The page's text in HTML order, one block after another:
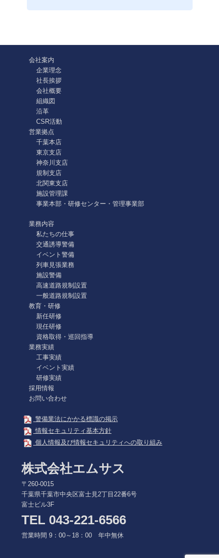
会社案内
企業理念
社長挨拶
会社概要
組織図
沿革
CSR活動
営業拠点
千葉本店
東京支店
神奈川支店
規制支店
北関東支店
施設管理課
事業本部・研修センター・管理事業部
業務内容
私たちの仕事
交通誘導警備
イベント警備
列車見張業務
施設警備
高速道路規制設置
一般道路規制設置
教育・研修
新任研修
現任研修
資格取得・巡回指導
業務実績
工事実績
イベント実績
研修実績
採用情報
お問い合わせ
警備業法にかかる標識の掲示
情報セキュリティ基本方針
個人情報及び情報セキュリティへの取り組み
株式会社エムサス
〒260-0015
千葉県千葉市中央区富士見2丁目22番6号
富士ビル3F
TEL 043-221-6566
営業時間 9：00～18：00 年中無休